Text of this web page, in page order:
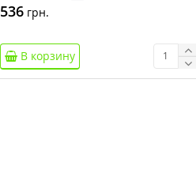
536 грн.
В корзину